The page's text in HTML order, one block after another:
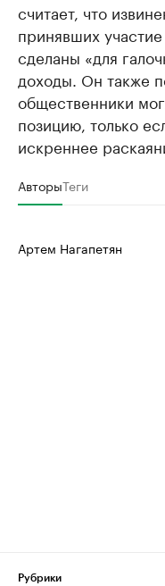
считает, что
принявших
сделаны «для
доходы. Он также
общественники
позицию, только
искреннее
АвторыТеги
Артем Нагапетян
Рубрики